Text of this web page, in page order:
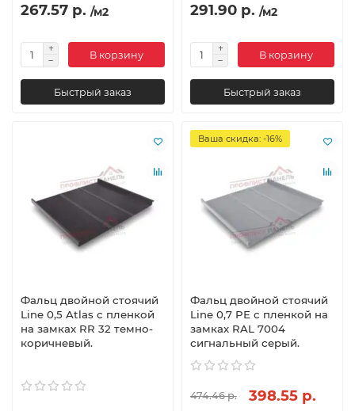
267.57 р. /м2
В корзину
Быстрый заказ
291.90 р. /м2
В корзину
Быстрый заказ
Фальц двойной стоячий
Line 0,5 Atlas с пленкой
на замках RR 32 темно-
коричневый.
Ваша скидка: -16%
Фальц двойной стоячий
Line 0,7 PE с пленкой на
замках RAL 7004
сигнальный серый.
474.46 р. 398.55 р.